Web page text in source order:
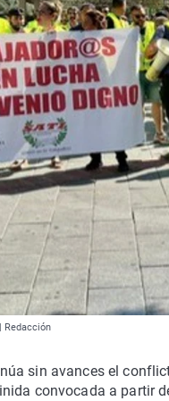
Redacción
sin avances el
convocada a partir